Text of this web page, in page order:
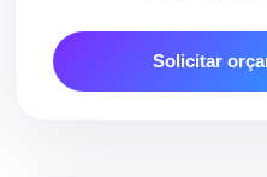
Solicitar